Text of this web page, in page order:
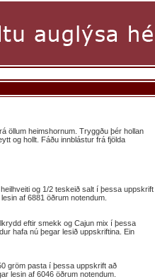
öllum heimshornum. Tryggðu þér hollan
og hollt. Fáðu innblástur frá fjölda
og 1/2 teskeið salt í þessa uppskrift
af 6881 öðrum notendum.
eftir smekk og Cajun mix í þessa
hafa nú þegar lesið uppskriftina. Ein
gröm pasta í þessa uppskrift að
lesin af 6046 öðrum notendum.